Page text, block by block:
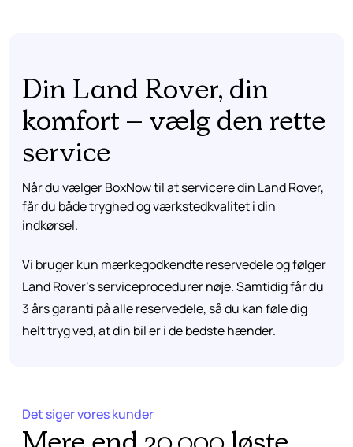
Din Land Rover, din
komfort – vælg den rette
service
Når du vælger BoxNow til at servicere din Land Rover,
får du både tryghed og værkstedkvalitet i din
indkørsel.
Vi bruger kun mærkegodkendte reservedele og følger
Land Rover’s serviceprocedurer nøje. Samtidig får du
3 års garanti på alle reservedele, så du kan føle dig
helt tryg ved, at din bil er i de bedste hænder.
Det siger vores kunder